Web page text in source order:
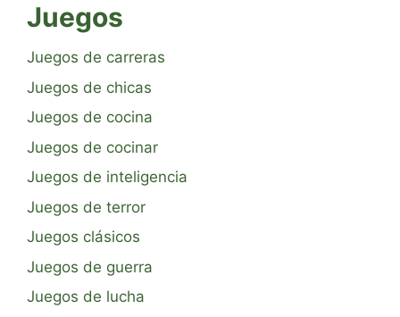
Juegos
Juegos de carreras
Juegos de chicas
Juegos de cocina
Juegos de cocinar
Juegos de inteligencia
Juegos de terror
Juegos clásicos
Juegos de guerra
Juegos de lucha